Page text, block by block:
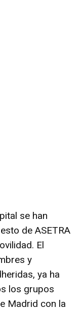
se han
de ASETRA
El
y
ya ha
los grupos
Madrid con la